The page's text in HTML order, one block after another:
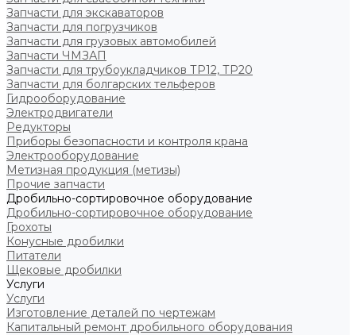
Запчасти для экскаваторов
Запчасти для погрузчиков
Запчасти для грузовых автомобилей
Запчасти ЧМЗАП
Запчасти для трубоукладчиков ТР12, ТР20
Запчасти для болгарских тельферов
Гидрооборудование
Электродвигатели
Редукторы
Приборы безопасности и контроля крана
Электрооборудование
Метизная продукция (метизы)
Прочие запчасти
Дробильно-сортировочное оборудование
Дробильно-сортировочное оборудование
Грохоты
Конусные дробилки
Питатели
Щековые дробилки
Услуги
Услуги
Изготовление деталей по чертежам
Капитальный ремонт дробильного оборудования